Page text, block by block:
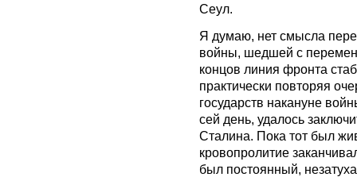
Сеул.
Я думаю, нет смысла
войны, шедшей с
концов линия фронта
практически повторяя
государств накануне
сей день, удалось
Сталина. Пока тот был
кровопролитие
был постоянный,